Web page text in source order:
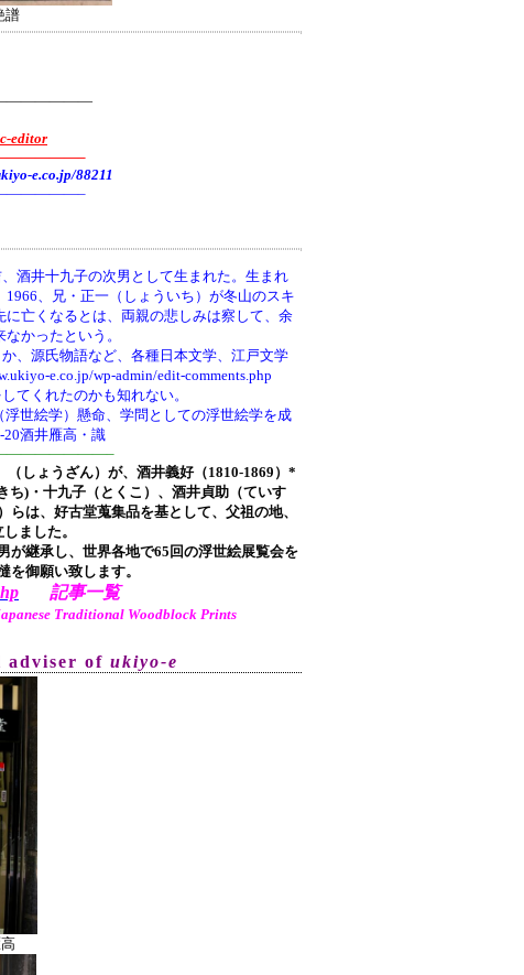
譜
editor
e.co.jp/88211
酒井十九子の次男として生まれた。生まれ
、兄・正一（しょういち）が冬山のスキ
亡くなるとは、両親の悲しみは察して、余
かったという。
、源氏物語など、各種日本文学、江戸文学
e.co.jp/wp-admin/edit-comments.php
てくれたのかも知れない。
世絵学）懸命、学問としての浮世絵学を成
酒井雁高・識
（しょうざん）が、酒井義好（1810-1869）*
ち)・十九子（とくこ）、酒井貞助（ていす
は、好古堂蒐集品を基として、父祖の地、
ました。
が継承し、世界各地で65回の浮世絵展覧会を
を御願い致します。
記事一覧
Traditional Woodblock Prints
adviser of ukiyo-e